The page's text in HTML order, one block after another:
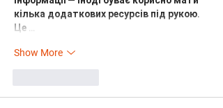
кілька додаткових ресурсів під рукою.
Це …
Show More